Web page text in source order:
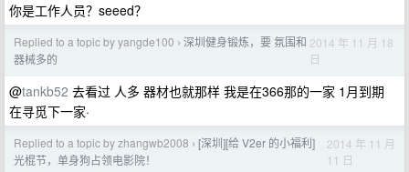
你是工作人员？seeed？
Replied to a topic by yangde100 › 深圳健身锻炼，要 氛围和
器械多的
2014 年 11 月 18
日
@tankb52 去看过 人多 器材也就那样 我是在366那的一家 1月到期
在寻觅下一家·
Replied to a topic by zhangwb2008 › [深圳][给 V2er 的小福利]
光棍节，单身狗占领电影院！
2014 年 11 月
11 日